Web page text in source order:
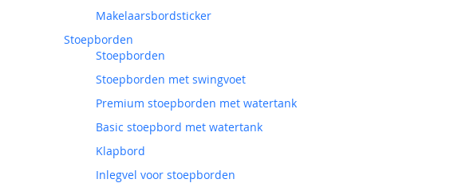
Makelaarsbordsticker
Stoepborden
Stoepborden
Stoepborden met swingvoet
Premium stoepborden met watertank
Basic stoepbord met watertank
Klapbord
Inlegvel voor stoepborden